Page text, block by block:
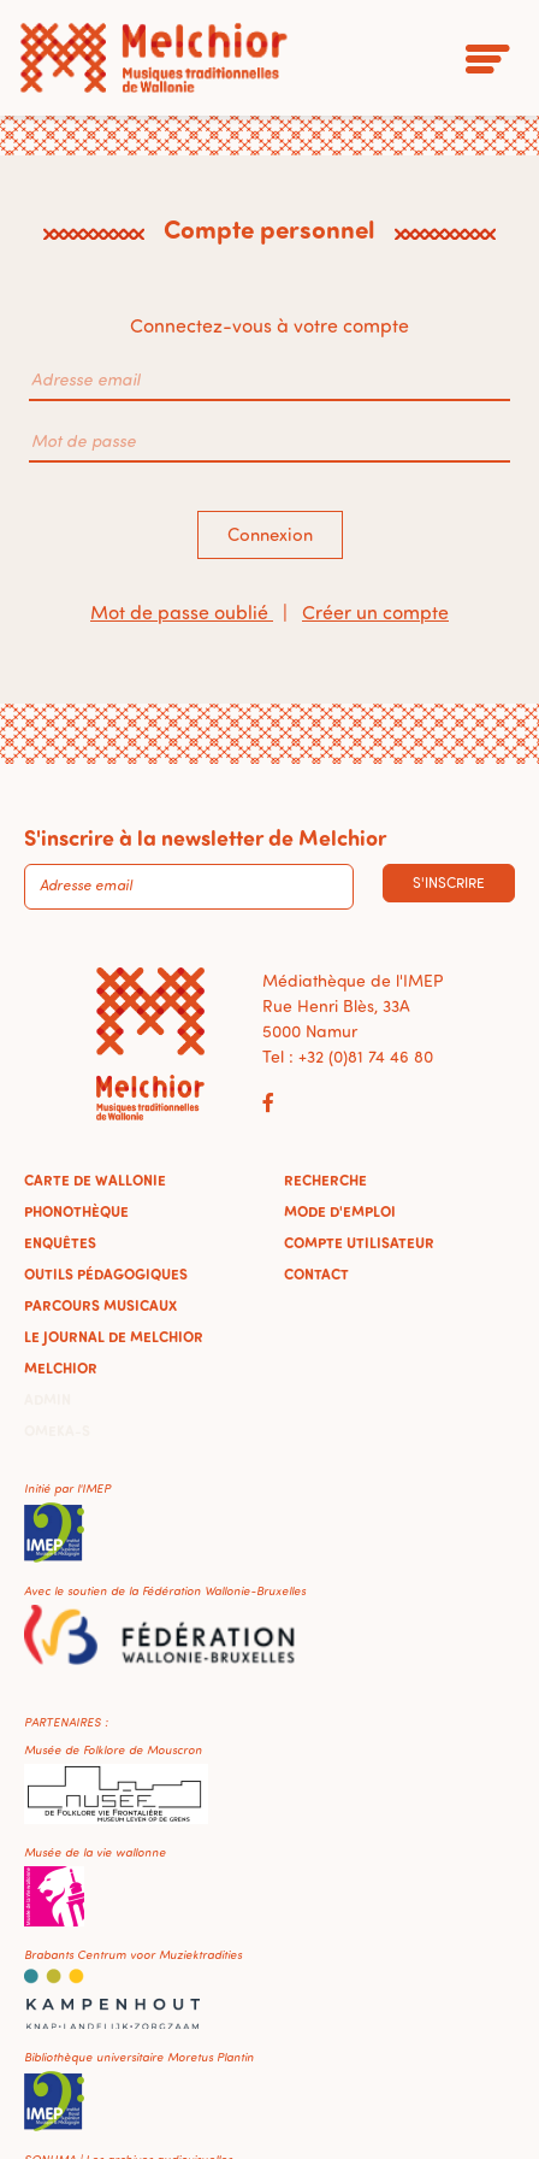
Compte personnel
Connectez-vous à votre compte
Connexion
Mot de passe oublié Créer un compte
S'inscrire à la newsletter de Melchior
S'INSCRIRE
Médiathèque de l'IMEP
Rue Henri Blès, 33A
5000 Namur
Tel : +32 (0)81 74 46 80
CARTE DE WALLONIE
PHONOTHÈQUE
ENQUÊTES
OUTILS PÉDAGOGIQUES
PARCOURS MUSICAUX
LE JOURNAL DE MELCHIOR
MELCHIOR
RECHERCHE
MODE D'EMPLOI
COMPTE UTILISATEUR
CONTACT
Initié par l'IMEP
Avec le soutien de la Fédération Wallonie-Bruxelles
PARTENAIRES :
Musée de Folklore de Mouscron
Musée de la vie wallonne
Brabants Centrum voor Muziektradities
Bibliothèque universitaire Moretus Plantin